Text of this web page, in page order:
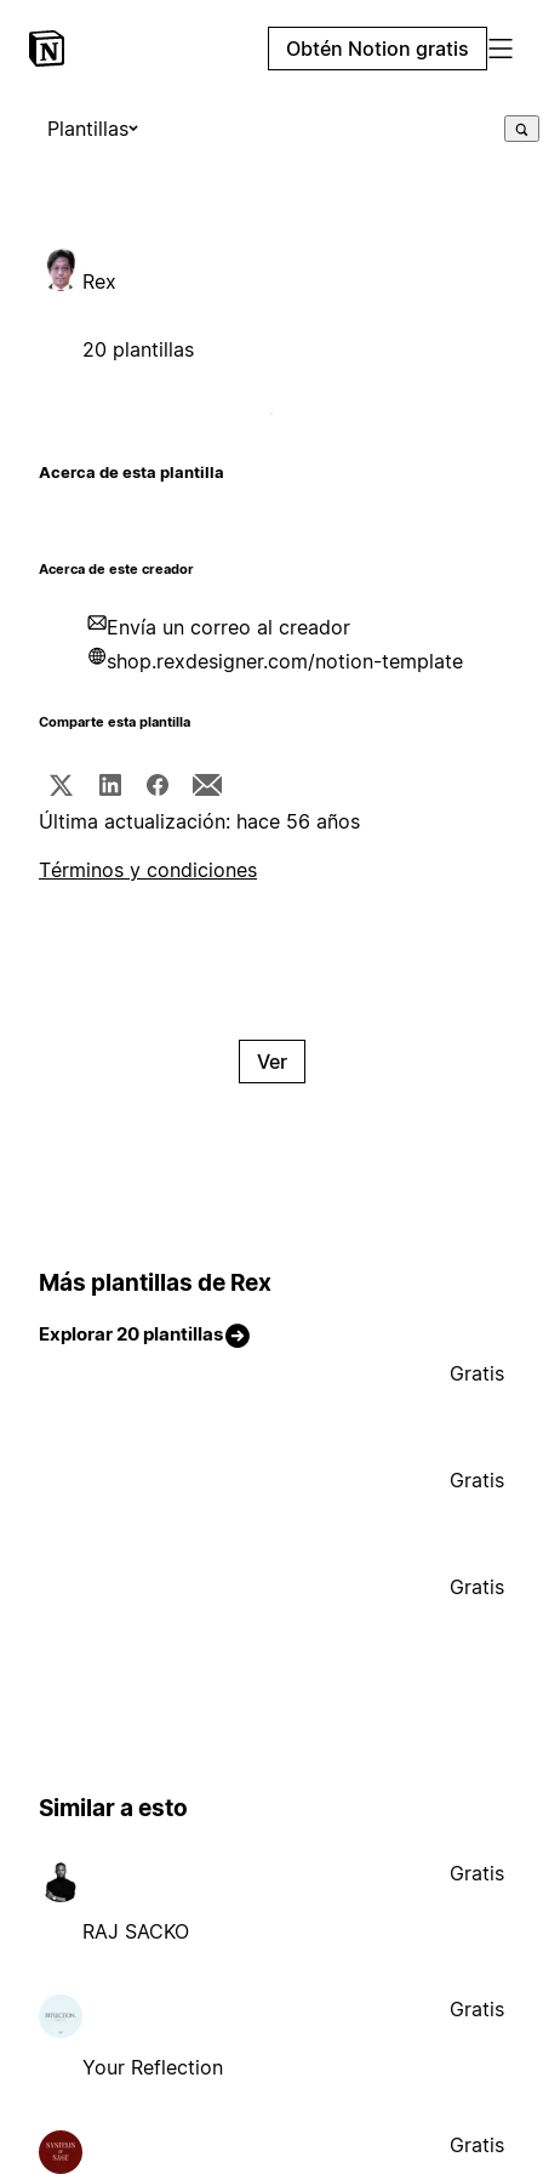
Obtén Notion gratis
Plantillas
Rex
20 plantillas
Acerca de esta plantilla
Acerca de este creador
Envía un correo al creador
shop.rexdesigner.com/notion-template
Comparte esta plantilla
Última actualización: hace 56 años
Términos y condiciones
Ver
Más plantillas de Rex
Explorar 20 plantillas
Gratis
Gratis
Gratis
Similar a esto
RAJ SACKO
Gratis
Your Reflection
Gratis
Gratis